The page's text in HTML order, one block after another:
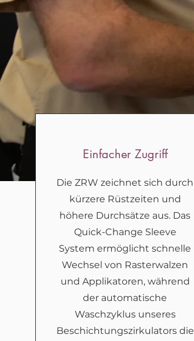
Einfacher Zugriff
Die ZRW zeichnet sich durch
kürzere Rüstzeiten und
höhere Durchsätze aus. Das
Quick-Change Sleeve
System ermöglicht schnelle
Wechsel von Rasterwalzen
und Applikatoren, während
der automatische
Waschzyklus unseres
Beschichtungszirkulators die